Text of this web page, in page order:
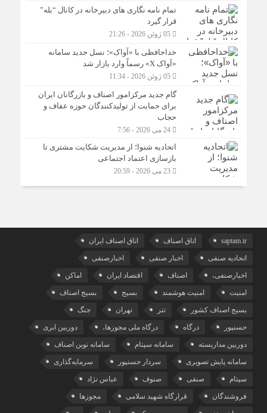
تمام نامه نگاری های دبیرخانه در کانال “بله”
قرار گیرد
05 ژوئن 2026 - 21:26
خداحافظی با «آواک»؛ نسل جدید سامانه
«آواک X» رسماً وارد بازار شد
05 ژوئن 2026 - 11:34
گام جدید مرکزامور اصناف و بازرگانان ایران
برای حمایت از تولیدکنندگان حوزه عفاف و
حجاب
24 می 2026 - 7:56
اتحادیه شنوا؛ از مدیریت شکایت مشتری تا
بازسازی اعتماد اجتماعی ‌
23 می 2026 - 20:59
saptam.ir اتاق اصناف اتاق اصناف ایران
اتحادیه صنفی اخبار صنفی اخبارصنفی
اخبارصنفی، اصناف اقتصاد ایران اماکن
امنیت امنیت هوشمند بسیج بسیج اصناف
بسیج اصناف کشور تتر تهران جنگ
حسنپور درگاه درگاه ملی مجوزها، دوربین ابری
دوربین مداربسته سامانه سپتام سامانه نوین اصناف
سامانه پایش تصویری سردار حسنپور سرمایه‌گذاری
سپتام صنفی صنوف عباس نژاد
فروشندگان قرارگاه شهید سلامی مجوزها